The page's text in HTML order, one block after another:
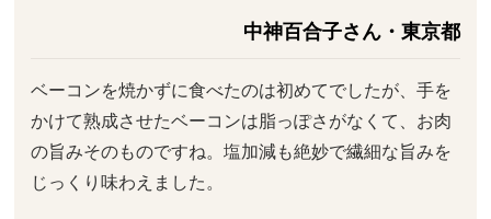
中神百合子さん・東京都
ベーコンを焼かずに食べたのは初めてでしたが、手を
かけて熟成させたベーコンは脂っぽさがなくて、お肉
の旨みそのものですね。塩加減も絶妙で繊細な旨みを
じっくり味わえました。